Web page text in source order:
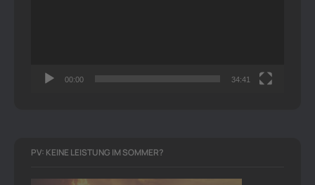
00:00 34:41
PV: KEINE LEISTUNG IM SOMMER?